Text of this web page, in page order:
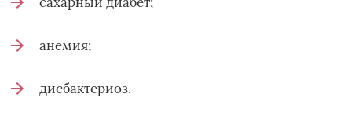
анемия;
дисбактериоз.